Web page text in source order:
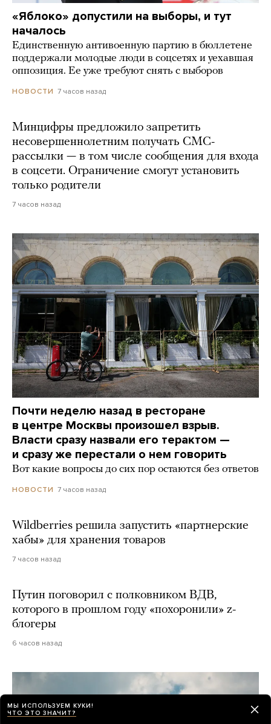
«Яблоко» допустили на выборы, и тут
началось
Единственную антивоенную партию в бюллетене
поддержали молодые люди в соцсетях и уехавшая
оппозиция. Ее уже требуют снять с выборов
НОВОСТИ 7 часов назад
Минцифры предложило запретить
несовершеннолетним получать СМС-
рассылки — в том числе сообщения для входа
в соцсети. Ограничение смогут установить
только родители
7 часов назад
Почти неделю назад в ресторане
в центре Москвы произошел взрыв.
Власти сразу назвали его терактом —
и сразу же перестали о нем говорить
Вот какие вопросы до сих пор остаются без ответов
НОВОСТИ 7 часов назад
Wildberries решила запустить «партнерские
хабы» для хранения товаров
7 часов назад
Путин поговорил с полковником ВДВ,
которого в прошлом году «похоронили» z-
блогеры
6 часов назад
МЫ ИСПОЛЬЗУЕМ КУКИ!
ЧТО ЭТО ЗНАЧИТ?